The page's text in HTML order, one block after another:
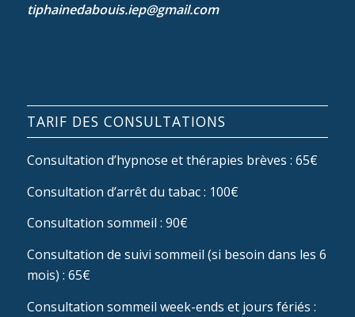
tiphainedabouis.iep@gmail.com
TARIF DES CONSULTATIONS
Consultation d’hypnose et thérapies brèves : 65€
Consultation d’arrêt du tabac : 100€
Consultation sommeil : 90€
Consultation de suivi sommeil (si besoin dans les 6
mois) : 65€
Consultation sommeil week-ends et jours fériés :